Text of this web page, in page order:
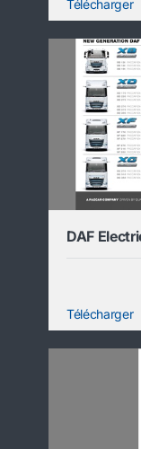
Télécharger
DAF
Télécharger